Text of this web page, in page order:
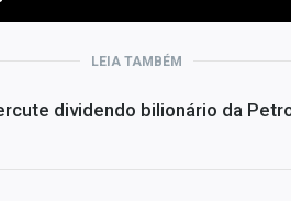
LEIA TAMBÉM
dividendo bilionário da